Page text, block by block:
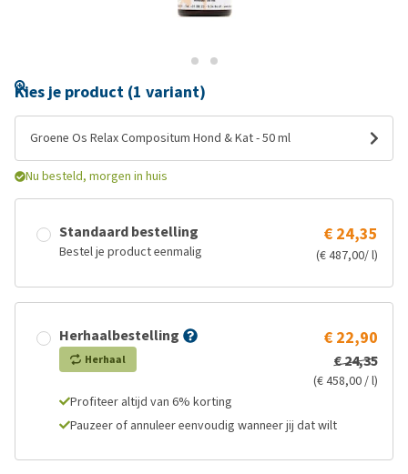
Kies je product (1 variant)
Groene Os Relax Compositum Hond & Kat - 50 ml
Nu besteld, morgen in huis
Standaard bestelling
Bestel je product eenmalig
€ 24,35
(€ 487,00/ l)
Herhaalbestelling
Herhaal
€ 22,90
€ 24,35
(€ 458,00 / l)
Profiteer altijd van 6% korting
Pauzeer of annuleer eenvoudig wanneer jij dat wilt